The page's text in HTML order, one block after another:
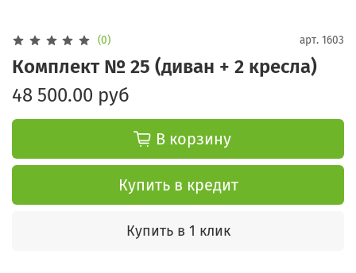
(0) арт. 1603
Комплект № 25 (диван + 2 кресла)
48 500.00 руб
В корзину
Купить в кредит
Купить в 1 клик